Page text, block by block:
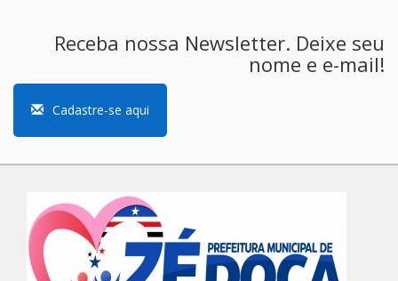
Receba nossa Newsletter. Deixe seu
nome e e-mail!
Cadastre-se aqui